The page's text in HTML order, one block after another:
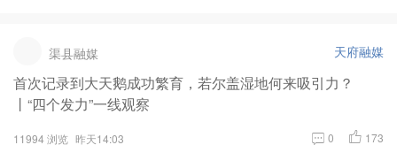
渠县融媒 天府融媒
首次记录到大天鹅成功繁育，若尔盖湿地何来吸引力？
丨“四个发力”一线观察
11994 浏览 昨天14:03 0 173